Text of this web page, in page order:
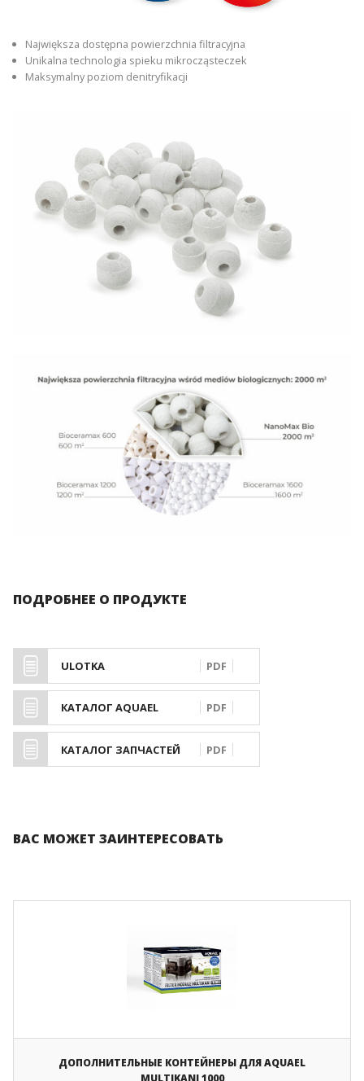
Największa dostępna powierzchnia filtracyjna
Unikalna technologia spieku mikrocząsteczek
Maksymalny poziom denitryfikacji
ПОДРОБНЕЕ О ПРОДУКТЕ
ULOTKA PDF
КАТАЛОГ AQUAEL PDF
КАТАЛОГ ЗАПЧАСТЕЙ PDF
ВАС МОЖЕТ ЗАИНТЕРЕСОВАТЬ
ДОПОЛНИТЕЛЬНЫЕ КОНТЕЙНЕРЫ ДЛЯ AQUAEL
ПОКАЗАТЬ СПИСОК
ПОКАЗАТЬ СРАВНЕНИЕ